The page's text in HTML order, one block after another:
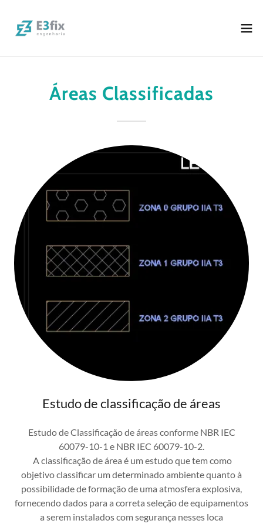
Áreas Classificadas
Estudo de classificação de áreas
Estudo de Classificação de áreas conforme NBR IEC
60079-10-1 e NBR IEC 60079-10-2.
A classificação de área é um estudo que tem como
objetivo classificar um determinado ambiente quanto à
possibilidade de formação de uma atmosfera explosiva,
fornecendo dados para a correta seleção de equipamentos
a serem instalados com segurança nesses loca